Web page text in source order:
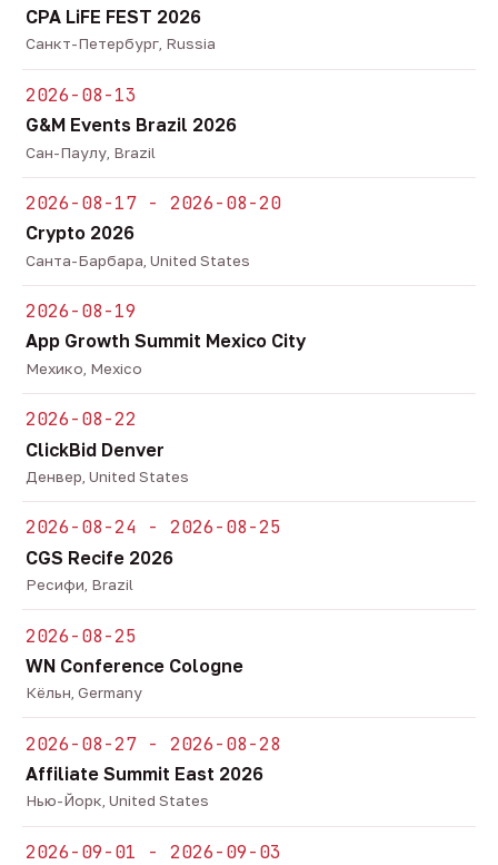
CPA LiFE FEST 2026
Санкт-Петербург, Russia
2026-08-13
G&M Events Brazil 2026
Сан-Паулу, Brazil
2026-08-17 - 2026-08-20
Crypto 2026
Санта-Барбара, United States
2026-08-19
App Growth Summit Mexico City
Мехико, Mexico
2026-08-22
ClickBid Denver
Денвер, United States
2026-08-24 - 2026-08-25
CGS Recife 2026
Ресифи, Brazil
2026-08-25
WN Conference Cologne
Кёльн, Germany
2026-08-27 - 2026-08-28
Affiliate Summit East 2026
Нью-Йорк, United States
2026-09-01 - 2026-09-03